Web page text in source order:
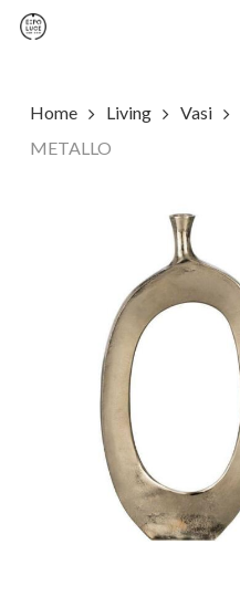
Skip
content
Home Living Vasi
METALLO